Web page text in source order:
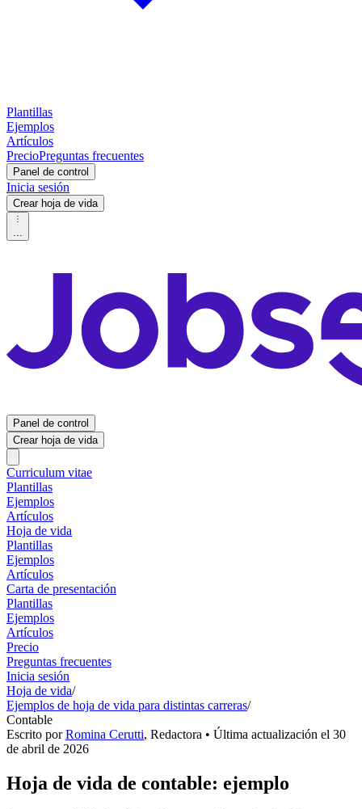
Plantillas
Ejemplos
Artículos
PrecioPreguntas frecuentes
Panel de control
Inicia sesión
Crear hoja de vida
...
Panel de control
Crear hoja de vida
Curriculum vitae
Plantillas
Ejemplos
Artículos
Hoja de vida
Plantillas
Ejemplos
Artículos
Carta de presentación
Plantillas
Ejemplos
Artículos
Precio
Preguntas frecuentes
Inicia sesión
Hoja de vida/
Ejemplos de hoja de vida para distintas carreras/
Contable
Escrito porRomina Cerutti, Redactora • Última actualización el 30
de abril de 2026
Hoja de vida de contable: ejemplo